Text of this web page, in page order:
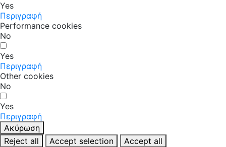
Yes
Περιγραφή
Performance cookies
No
Yes
Περιγραφή
Other cookies
No
Yes
Περιγραφή
Ακύρωση
Reject all
Accept selection Accept all